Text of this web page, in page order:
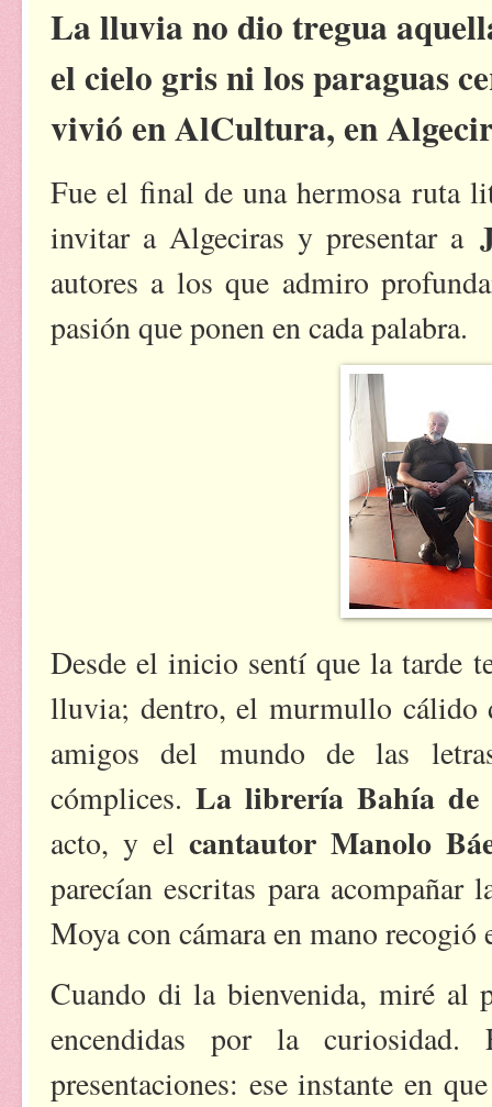
La lluvia no dio tregua
el cielo gris ni los paraguas
vivió enAlCultura, en
Fue el final de una hermosa ruta
invitar a Algeciras y presentar a
autores a los que admiro
pasión que ponen en cada palabra.
Desde el inicio sentí que la tarde
lluvia; dentro, el murmullo cálido
amigos del mundo de las
cómplices.La librería Bahía de
acto, y elcantautor Manolo
parecían escritas para
Moya con cámara en mano recogió
Cuando di la bienvenida, miré al
encendidas por la
presentaciones: ese instante en